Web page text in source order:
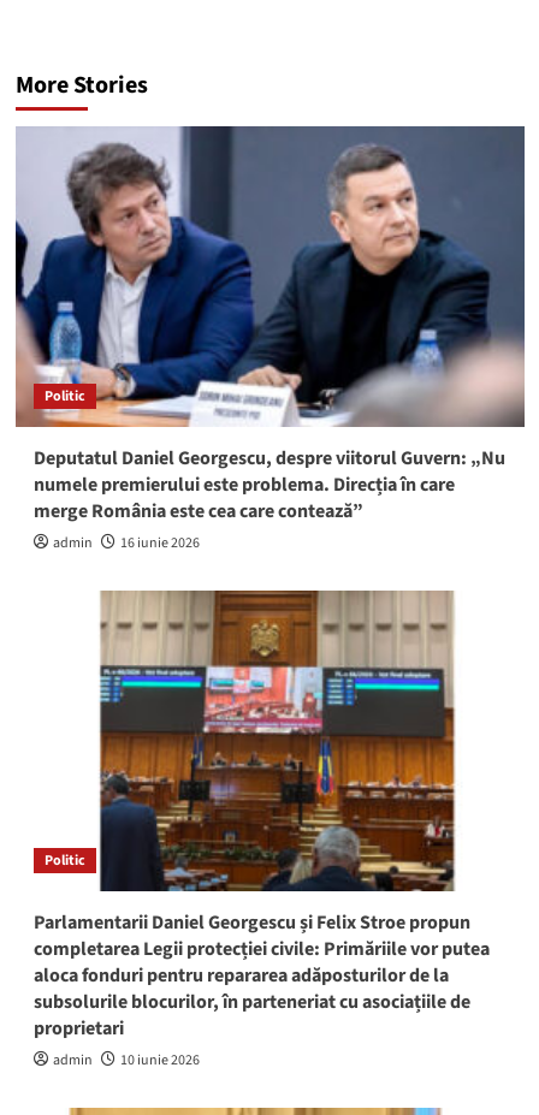
More Stories
Politic
Deputatul Daniel Georgescu, despre viitorul Guvern: „Nu
numele premierului este problema. Direcția în care
merge România este cea care contează”
admin 16 iunie 2026
Politic
Parlamentarii Daniel Georgescu și Felix Stroe propun
completarea Legii protecției civile: Primăriile vor putea
aloca fonduri pentru repararea adăposturilor de la
subsolurile blocurilor, în parteneriat cu asociațiile de
proprietari
admin 10 iunie 2026